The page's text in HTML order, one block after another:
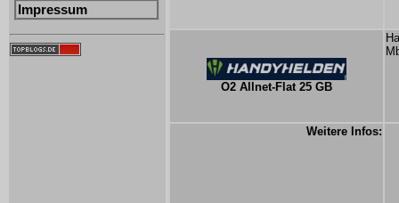
Impressum
O2 Allnet-Flat 25 GB
Weitere Infos: